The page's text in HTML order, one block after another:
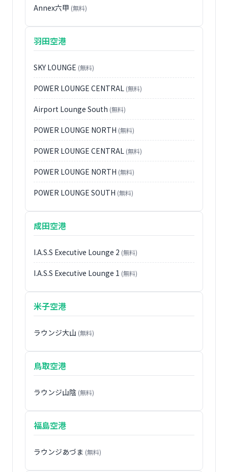
Annex六甲 (無料)
羽田空港
SKY LOUNGE (無料)
POWER LOUNGE CENTRAL (無料)
Airport Lounge South (無料)
POWER LOUNGE NORTH (無料)
POWER LOUNGE CENTRAL (無料)
POWER LOUNGE NORTH (無料)
POWER LOUNGE SOUTH (無料)
成田空港
I.A.S.S Executive Lounge 2 (無料)
I.A.S.S Executive Lounge 1 (無料)
米子空港
ラウンジ大山 (無料)
鳥取空港
ラウンジ山陰 (無料)
福島空港
ラウンジあづま (無料)